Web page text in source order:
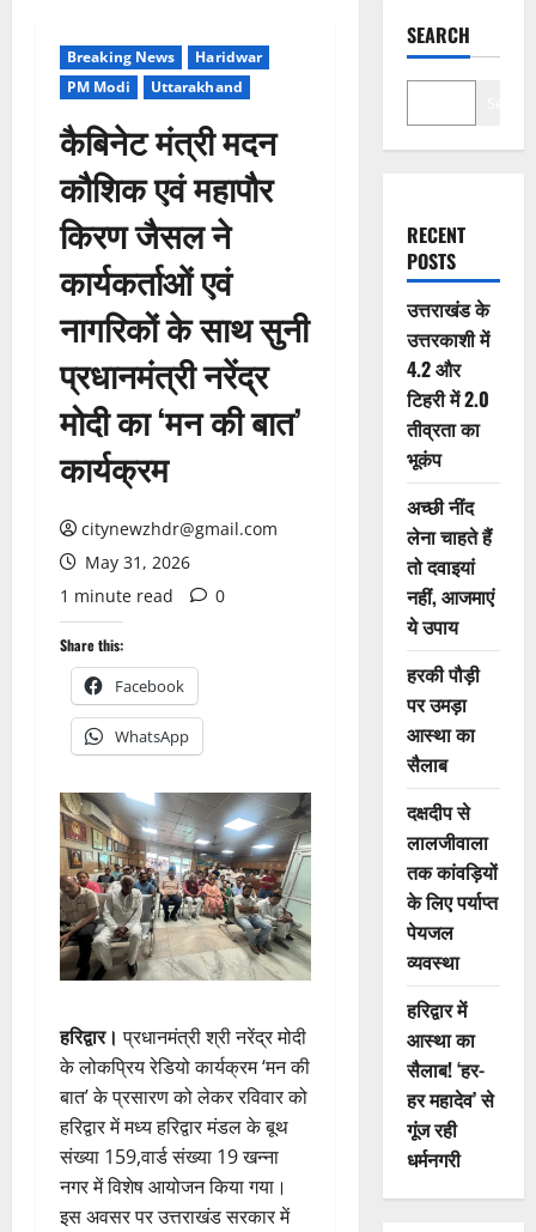
Breaking News
Haridwar
PM Modi
Uttarakhand
कैबिनेट मंत्री मदन
कौशिक एवं महापौर
किरण जैसल ने
कार्यकर्ताओं एवं
नागरिकों के साथ सुनी
प्रधानमंत्री नरेंद्र
मोदी का ‘मन की बात’
कार्यक्रम
citynewzhdr@gmail.com
May 31, 2026
1 minute read
0
Share this:
Facebook
WhatsApp
हरिद्वार। प्रधानमंत्री श्री नरेंद्र मोदी
के लोकप्रिय रेडियो कार्यक्रम ‘मन की
बात’ के प्रसारण को लेकर रविवार को
हरिद्वार में मध्य हरिद्वार मंडल के बूथ
संख्या 159,वार्ड संख्या 19 खन्ना
नगर में विशेष आयोजन किया गया।
इस अवसर पर उत्तराखंड सरकार में
SEARCH
RECENT
POSTS
उत्तराखंड के
उत्तरकाशी में
4.2 और
टिहरी में 2.0
तीव्रता का
भूकंप
अच्छी नींद
लेना चाहते हैं
तो दवाइयां
नहीं, आजमाएं
ये उपाय
हरकी पौड़ी
पर उमड़ा
आस्था का
सैलाब
दक्षदीप से
लालजीवाला
तक कांवड़ियों
के लिए पर्याप्त
पेयजल
व्यवस्था
हरिद्वार में
आस्था का
सैलाब! ‘हर-
हर महादेव’ से
गूंज रही
धर्मनगरी